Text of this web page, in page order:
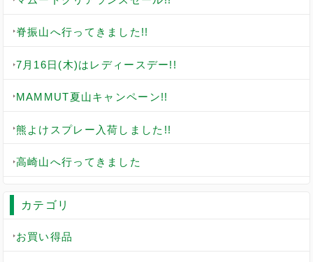
脊振山へ行ってきました!!
7月16日(木)はレディースデー!!
MAMMUT夏山キャンペーン!!
熊よけスプレー入荷しました!!
高崎山へ行ってきました
カテゴリ
お買い得品